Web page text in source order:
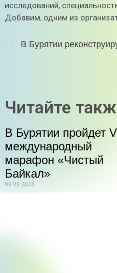
исследований,
Добавим, одним из
Читайте
В Бурятии пройдет
международный
марафон «Чистый
Байкал»
08.08.2026